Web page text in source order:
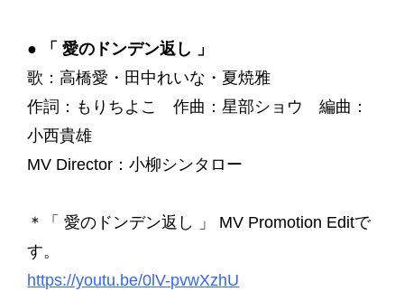
● 「 愛のドンデン返し 」
歌：高橋愛・田中れいな・夏焼雅
作詞：もりちよこ 作曲：星部ショウ 編曲：
小西貴雄
MV Director：小柳シンタロー
＊「 愛のドンデン返し 」 MV Promotion Editで
す。
https://youtu.be/0lV-pvwXzhU